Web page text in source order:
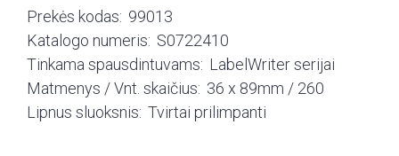
Prekės kodas: 99013
Katalogo numeris: S0722410
Tinkama spausdintuvams: LabelWriter serijai
Matmenys / Vnt. skaičius: 36 x 89mm / 260
Lipnus sluoksnis: Tvirtai prilimpanti